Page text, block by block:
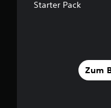
Starter Pack
Zum